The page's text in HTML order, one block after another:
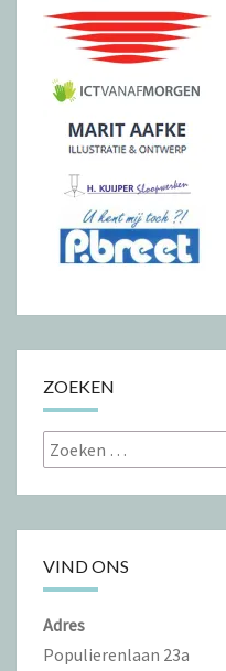
ZOEKEN
Zoeken
naar:
VIND ONS
Adres
Populierenlaan 23a